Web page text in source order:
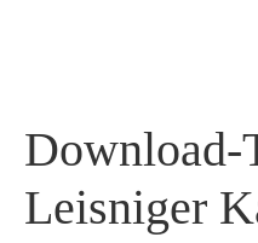
Download-
Leisniger